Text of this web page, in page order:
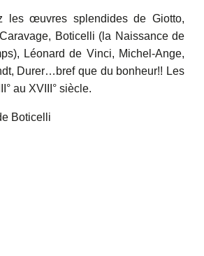
les œuvres splendides de Giotto,
Boticelli (la Naissance de
Léonard de Vinci, Michel-Ange,
Durer…bref que du bonheur!! Les
au XVIII° siècle.
Boticelli